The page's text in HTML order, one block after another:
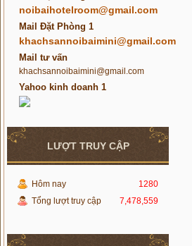
noibaihotelroom@gmail.com
Mail Đặt Phòng 1
khachsannoibaimini@gmail.com
Mail tư vấn
khachsannoibaimini@gmail.com
Yahoo kinh doanh 1
LƯỢT TRUY CẬP
Hôm nay
1280
Tổng lượt truy cập
7,478,559